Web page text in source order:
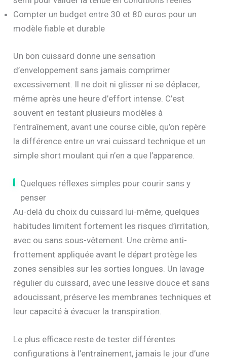
Compter un budget entre 30 et 80 euros pour un
modèle fiable et durable
Un bon cuissard donne une sensation
d’enveloppement sans jamais comprimer
excessivement. Il ne doit ni glisser ni se déplacer,
même après une heure d’effort intense. C’est
souvent en testant plusieurs modèles à
l’entraînement, avant une course cible, qu’on repère
la différence entre un vrai cuissard technique et un
simple short moulant qui n’en a que l’apparence.
Quelques réflexes simples pour courir sans y
penser
Au-delà du choix du cuissard lui-même, quelques
habitudes limitent fortement les risques d’irritation,
avec ou sans sous-vêtement. Une crème anti-
frottement appliquée avant le départ protège les
zones sensibles sur les sorties longues. Un lavage
régulier du cuissard, avec une lessive douce et sans
adoucissant, préserve les membranes techniques et
leur capacité à évacuer la transpiration.
Le plus efficace reste de tester différentes
configurations à l’entraînement, jamais le jour d’une